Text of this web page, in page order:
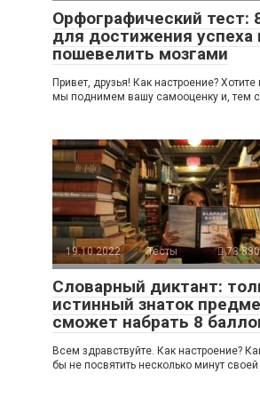
Орфографический тест:
для достижения успеха
пошевелить мозгами
Привет, друзья! Как настроение?
мы поднимем вашу самооценку и, тем
19.10.2022 Тесты 73
Словарный диктант:
истинный знаток
сможет набрать 8
Всем здравствуйте. Как настроение?
бы не посвятить несколько минут